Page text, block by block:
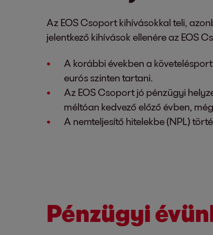
Az EOS Csoport kihívásokkal teli,
jelentkező kihívások ellenére az EOS
A korábbi években a
eurós szinten tartani.
Az EOS Csoport jó pénzügyi
méltóan kedvező előző évben,
A nemteljesítő hitelekbe (NPL)
Pénzügyi